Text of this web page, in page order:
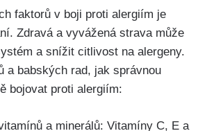
faktorů v boji proti alergiím je
Zdravá a vyvážená strava může
a snížit citlivost na alergeny.
a babských rad, jak správnou
bojovat⁢ proti alergiím:
a minerálů: Vitamíny C, E a